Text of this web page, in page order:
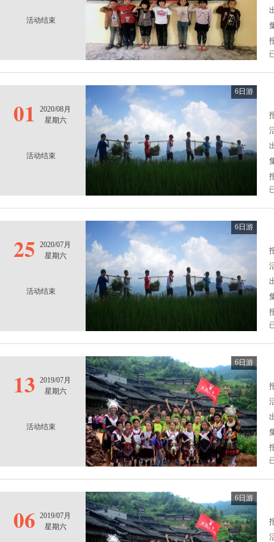
活动结束
01
2020/08月
星期六
活动结束
6日游
25 2020/07月
星期六
活动结束
6日游
13 2019/07月
星期六
活动结束
6日游
06 2019/07月
星期六
6日游